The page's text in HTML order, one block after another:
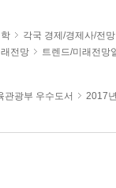
각국 경제/경제사/전망
전망 트렌드/미래전망
관광부 우수도서 2017